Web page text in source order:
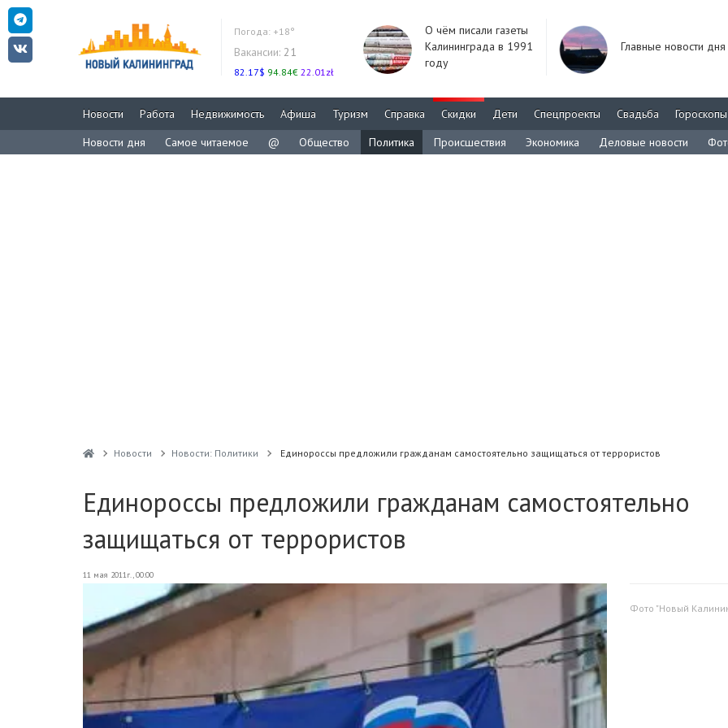
Погода: +18°
Вакансии: 21
82.17$ 94.84€ 22.01zł
О чём писали газеты
Калининграда в 1991
году
Главные новости дня
Новости Работа Недвижимость Афиша Туризм Справка Скидки Дети Спецпроекты Свадьба
Гороскопы
Новости дня
Самое читаемое @ Общество Политика Происшествия Экономика Деловые новости
Новости Новости: Политики Единороссы предложили гражданам самостоятельно защищаться от террористов
Единороссы предложили гражданам самостоятельно
защищаться от террористов
11 мая 2011г., 00:00
Фото "Новый